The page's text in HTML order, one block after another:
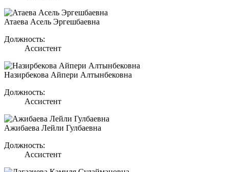
Атаева Асель Эргешбаевна
Должность:
Ассистент
Назирбекова Айпери Алтынбековна
Должность:
Ассистент
Ажибаева Лейли Гулбаевна
Должность:
Ассистент